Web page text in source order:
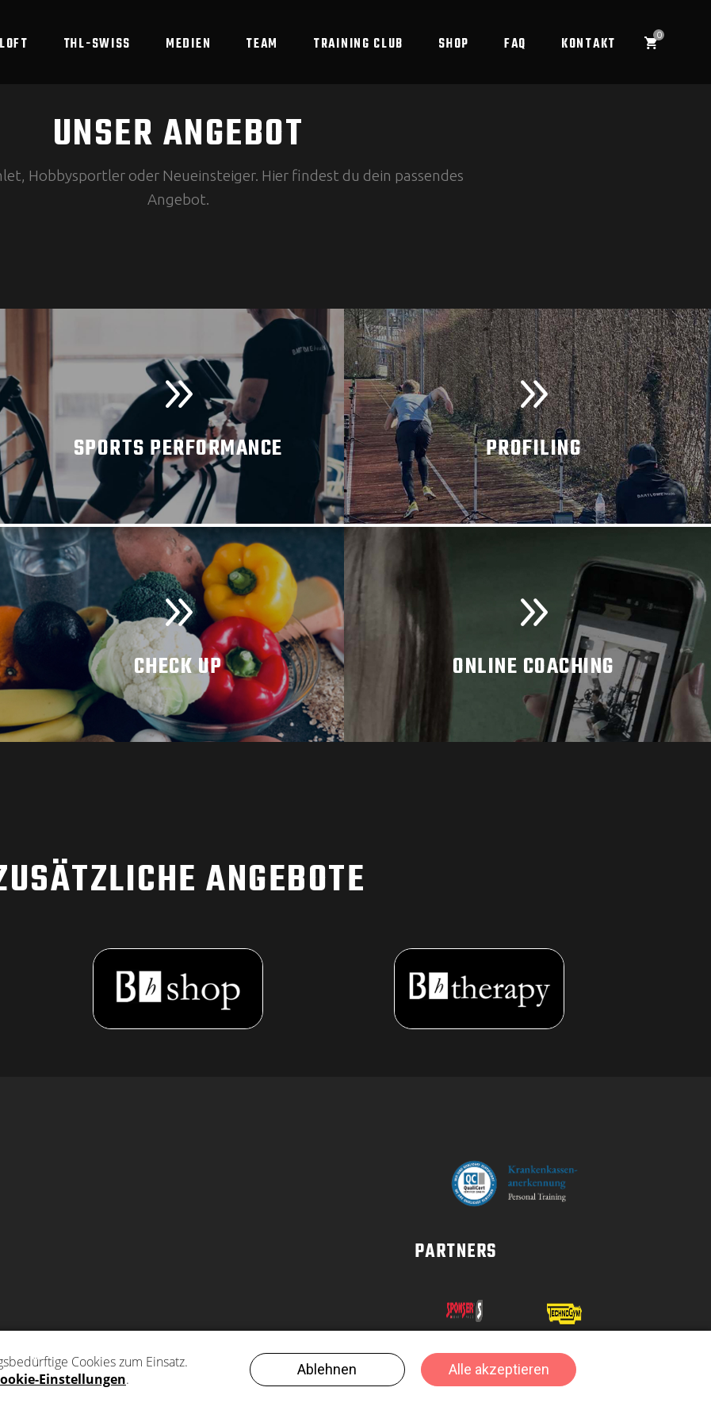
LOFT THL-SWISS MEDIEN TEAM TRAINING CLUB SHOP FAQ KONTAKT 0
UNSER ANGEBOT
Hobbysportler oder Neueinsteiger. Hier findest du dein passendes
Angebot.
SPORTS PERFORMANCE
MEHR INFORMATIONEN
PROFILING
MEHR INFORMATIONEN
CHECK UP
MEHR INFORMATIONEN
ONLINE COACHING
MEHR INFORMATIONEN
ANGEBOTE
PARTNERS